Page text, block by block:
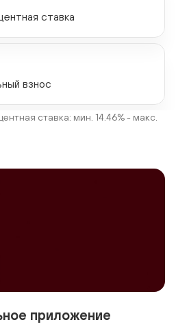
ставка
взнос
ставка: мин. 14.46% - макс.
приложение